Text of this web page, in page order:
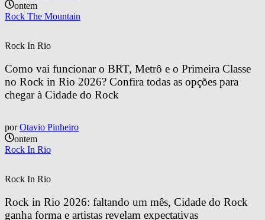
ontem
Rock The Mountain
Rock In Rio
Como vai funcionar o BRT, Metrô e o Primeira Classe
no Rock in Rio 2026? Confira todas as opções para
chegar à Cidade do Rock
por Otavio Pinheiro
ontem
Rock In Rio
Rock In Rio
Rock in Rio 2026: faltando um mês, Cidade do Rock
ganha forma e artistas revelam expectativas